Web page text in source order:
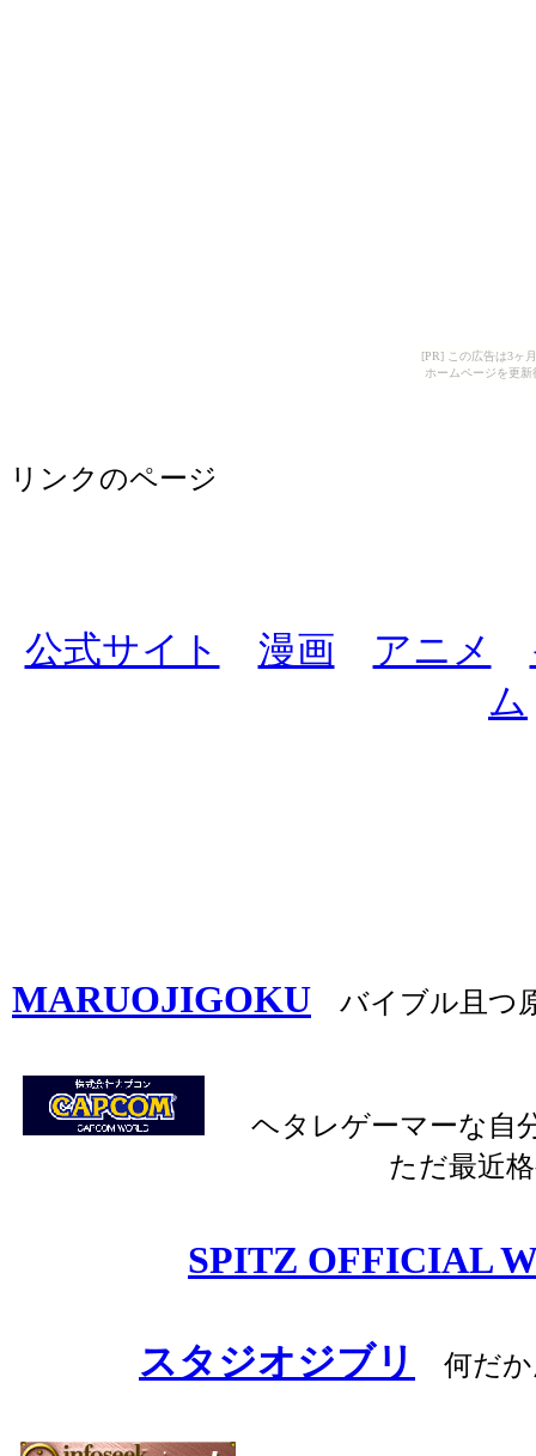
[PR] この広告は3ヶ
ホームページを更
リンクのページ
公式サイト 漫画 アニメ
ム
MARUOJIGOKU バイブル且つ
ヘタレゲーマーな自
ただ最近
SPITZ OFFICIAL
スタジオジブリ 何だか